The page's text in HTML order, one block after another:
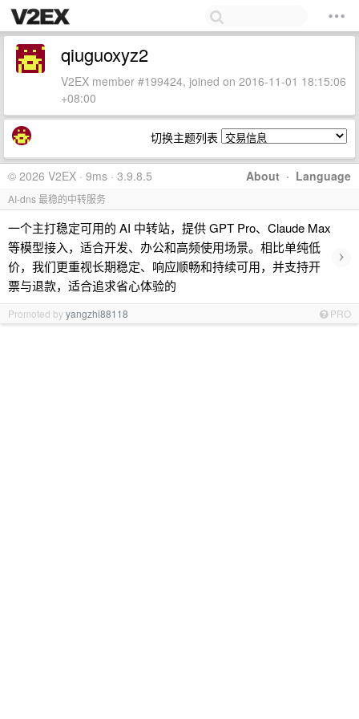
qiuguoxyz2
V2EX member #199424, joined on 2016-11-01 18:15:06
+08:00
切换主题列表
About · Language
© 2026 V2EX · 9ms · 3.9.8.5
AI-dns 最稳的中转服务
一个主打稳定可用的 AI 中转站，提供 GPT Pro、Claude Max
等模型接入，适合开发、办公和高频使用场景。相比单纯低
价，我们更重视长期稳定、响应顺畅和持续可用，并支持开
票与退款，适合追求省心体验的
›
Promoted byyangzhi88118 PRO